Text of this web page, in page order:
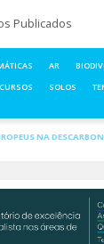
Publicados
AR
SOLOS
NA